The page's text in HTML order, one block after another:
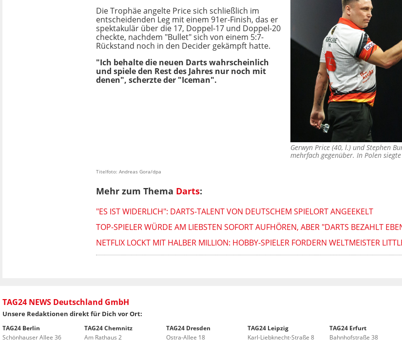
Gerwyn Price (40, l.) und Stephen
mehrfach gegenüber. In Polen
Die Trophäe angelte Price sich schließlich im
entscheidenden Leg mit einem 91er-Finish, das er
spektakulär über die 17, Doppel-17 und Doppel-20
checkte, nachdem "Bullet" sich von einem 5:7-
Rückstand noch in den Decider gekämpft hatte.
"Ich behalte die neuen Darts wahrscheinlich
und spiele den Rest des Jahres nur noch mit
denen", scherzte der "Iceman".
Titelfoto: Andreas Gora/dpa
Mehr zum Thema Darts:
"ES IST WIDERLICH": DARTS-TALENT VON DEUTSCHEM SPIELORT ANGEEKELT
TOP-SPIELER WÜRDE AM LIEBSTEN SOFORT AUFHÖREN, ABER "DARTS BEZAHLT
NETFLIX LOCKT MIT HALBER MILLION: HOBBY-SPIELER FORDERN WELTMEISTER
TAG24 NEWS Deutschland GmbH
Unsere Redaktionen direkt für Dich vor Ort:
TAG24 Berlin
Schönhauser Allee 36
TAG24 Chemnitz
Am Rathaus 2
TAG24 Dresden
Ostra-Allee 18
TAG24 Leipzig
Karl-Liebknecht-Straße 8
TAG24 Erfurt
Bahnhofstraße 38